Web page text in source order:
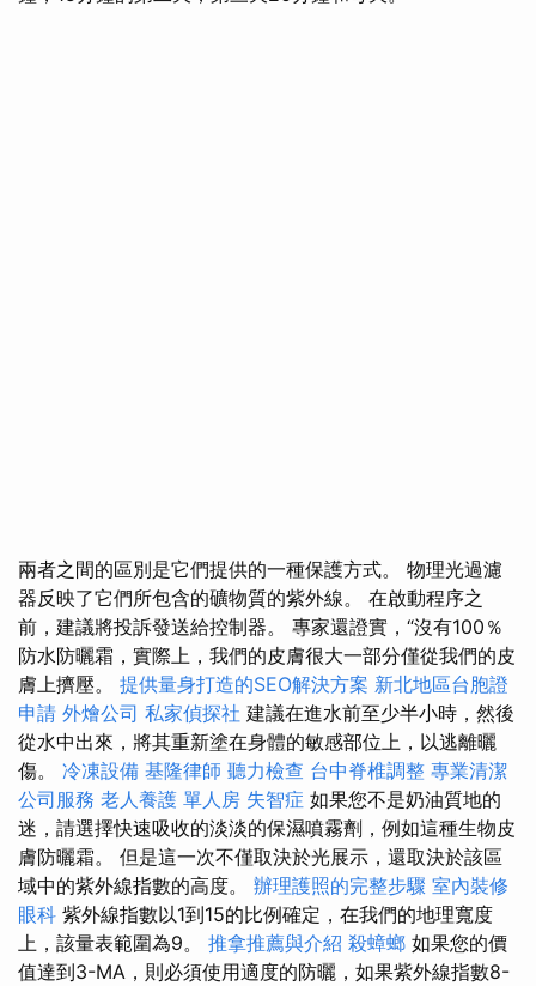
兩者之間的區別是它們提供的一種保護方式。 物理光過濾
器反映了它們所包含的礦物質的紫外線。 在啟動程序之
前，建議將投訴發送給控制器。 專家還證實，“沒有100％
防水防曬霜，實際上，我們的皮膚很大一部分僅從我們的皮
膚上擠壓。 提供量身打造的SEO解決方案 新北地區台胞證
申請 外燴公司 私家偵探社 建議在進水前至少半小時，然後
從水中出來，將其重新塗在身體的敏感部位上，以逃離曬
傷。 冷凍設備 基隆律師 聽力檢查 台中脊椎調整 專業清潔
公司服務 老人養護 單人房 失智症 如果您不是奶油質地的
迷，請選擇快速吸收的淡淡的保濕噴霧劑，例如這種生物皮
膚防曬霜。 但是這一次不僅取決於光展示，還取決於該區
域中的紫外線指數的高度。 辦理護照的完整步驟 室內裝修
眼科 紫外線指數以1到15的比例確定，在我們的地理寬度
上，該量表範圍為9。 推拿推薦與介紹 殺蟑螂 如果您的價
值達到3-MA，則必須使用適度的防曬，如果紫外線指數8-